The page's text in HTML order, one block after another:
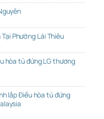
Phường Lái Thiêu
hòa tủ đứng LG thương
lắp Điều hòa tủ đứng